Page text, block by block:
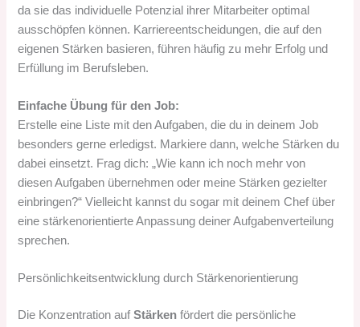
da sie das individuelle Potenzial ihrer Mitarbeiter optimal
ausschöpfen können. Karriereentscheidungen, die auf den
eigenen Stärken basieren, führen häufig zu mehr Erfolg und
Erfüllung im Berufsleben.
Einfache Übung für den Job:
Erstelle eine Liste mit den Aufgaben, die du in deinem Job
besonders gerne erledigst. Markiere dann, welche Stärken du
dabei einsetzt. Frag dich: „Wie kann ich noch mehr von
diesen Aufgaben übernehmen oder meine Stärken gezielter
einbringen?“ Vielleicht kannst du sogar mit deinem Chef über
eine stärkenorientierte Anpassung deiner Aufgabenverteilung
sprechen.
Persönlichkeitsentwicklung durch Stärkenorientierung
Die Konzentration aufStärken fördert die persönliche